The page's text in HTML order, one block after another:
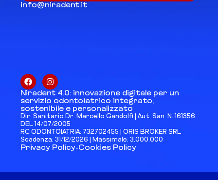
info@niradent.it
Niradent 4.0: innovazione digitale per un
servizio odontoiatrico integrato,
sostenibile e personalizzato
Dir. Sanitario Dr. Marcello Gandolfi | Aut. San. N. 161356
DEL 14/07/2005
RC ODONTOIATRIA: 732702455 | ORIS BROKER SRL
Scadenza: 31/12/2026 | Massimale: 3.000.000
Privacy Policy-Cookies Policy